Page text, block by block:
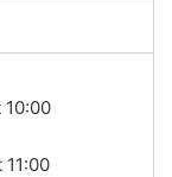
10:00